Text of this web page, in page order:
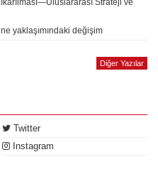
Strateji ve
yaklaşımındaki değişim
Diğer Yazılar
Twitter
Instagram